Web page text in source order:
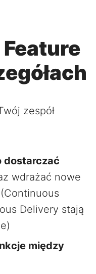
zespół
dostarczać
wdrażać nowe
Delivery stają
między